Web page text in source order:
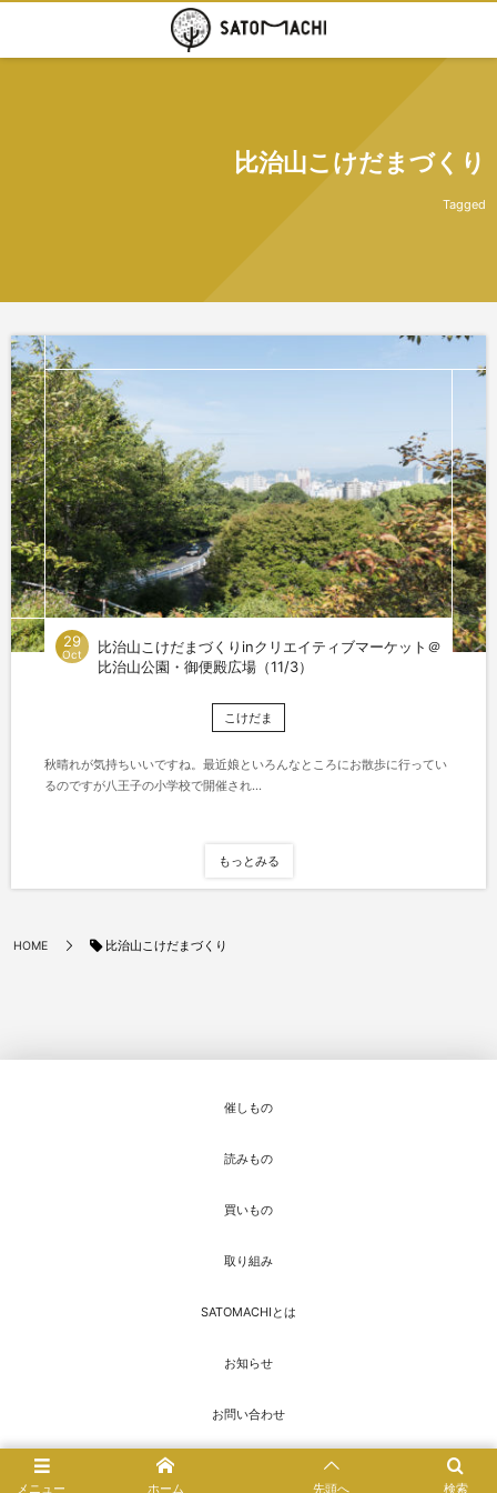
比治山こけだまづくり
Tagged
29
Oct
比治山こけだまづくりinクリエイティブマーケット＠
比治山公園・御便殿広場（11/3）
こけだま
秋晴れが気持ちいいですね。最近娘といろんなところにお散歩に行ってい
るのですが八王子の小学校で開催され...
もっとみる
HOME 比治山こけだまづくり
催しもの
読みもの
買いもの
取り組み
SATOMACHIとは
お知らせ
お問い合わせ
SATOMACHI／さとまち
メニュー 検索
ホーム 先頭へ